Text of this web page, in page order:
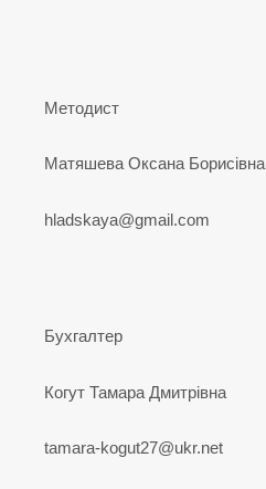
Методист
Матяшева Оксана Борисівна
hladskaya@gmail.com
Бухгалтер
Когут Тамара Дмитрівна
tamara-kogut27@ukr.net